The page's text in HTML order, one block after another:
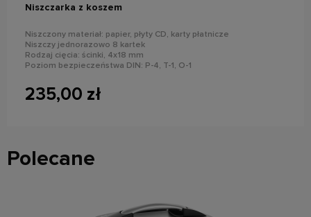
Niszczarka z koszem
Niszczony materiał: papier, płyty CD, karty płatnicze
Niszczy jednorazowo 8 kartek
Rodzaj cięcia: ścinki, 4x18 mm
Poziom bezpieczeństwa DIN: P-4, T-1, O-1
235,00 zł
Polecane